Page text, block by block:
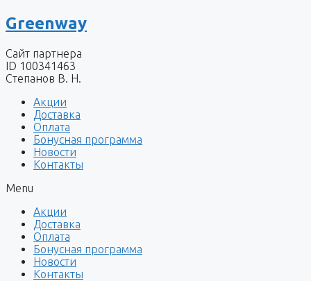
Перейти
к
Greenway
Сайт партнера
ID 100341463
Степанов В. Н.
Акции
Доставка
Оплата
Бонусная программа
Новости
Контакты
Menu
Акции
Доставка
Оплата
Бонусная программа
Новости
Контакты